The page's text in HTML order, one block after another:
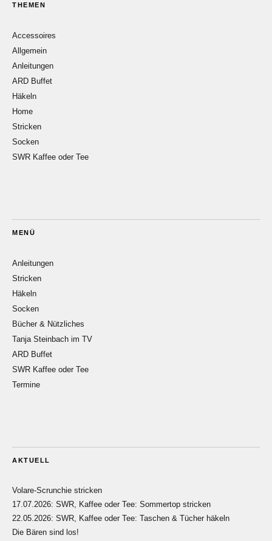
THEMEN
Accessoires
Allgemein
Anleitungen
ARD Buffet
Häkeln
Home
Stricken
Socken
SWR Kaffee oder Tee
MENÜ
Anleitungen
Stricken
Häkeln
Socken
Bücher & Nützliches
Tanja Steinbach im TV
ARD Buffet
SWR Kaffee oder Tee
Termine
AKTUELL
Volare-Scrunchie stricken
17.07.2026: SWR, Kaffee oder Tee: Sommertop stricken
22.05.2026: SWR, Kaffee oder Tee: Taschen & Tücher häkeln
Die Bären sind los!